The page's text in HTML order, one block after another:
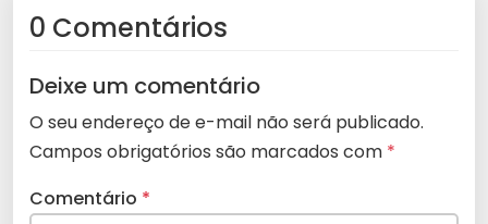
0 Comentários
Deixe um comentário
O seu endereço de e-mail não será publicado.
Campos obrigatórios são marcados com *
Comentário *